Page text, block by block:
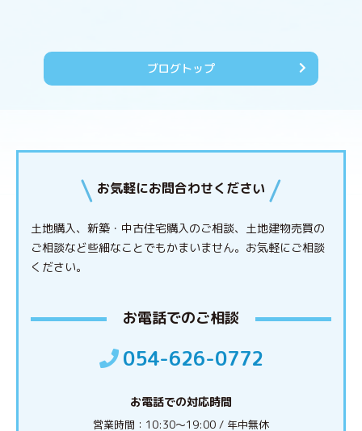
ブログトップ
お気軽にお問合わせください
土地購入、新築・中古住宅購入のご相談、土地建物売買の
ご相談など些細なことでもかまいません。 お気軽にご相談
ください。
お電話でのご相談
054-626-0772
お電話での対応時間
営業時間：10:30〜19:00 / 年中無休